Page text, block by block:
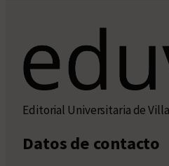
Editorial Universitaria de
Datos de contacto